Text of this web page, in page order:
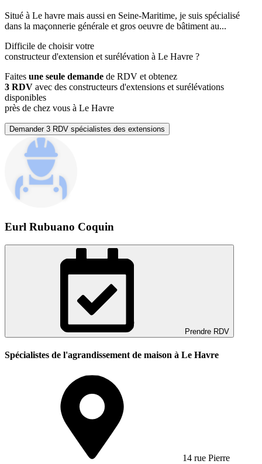
Situé à Le havre mais aussi en Seine-Maritime, je suis spécialisé
dans la maçonnerie générale et gros oeuvre de bâtiment au...
Difficile de choisir votre
constructeur d'extension et surélévation à Le Havre ?
Faites une seule demande de RDV et obtenez
3 RDV avec des constructeurs d'extensions et surélévations
disponibles
près de chez vous à Le Havre
Demander 3 RDV spécialistes des extensions
Eurl Rubuano Coquin
Prendre RDV
Spécialistes de l'agrandissement de maison à Le Havre
14 rue Pierre